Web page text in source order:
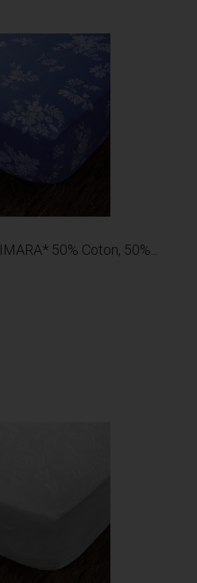
50% Coton, 50%...